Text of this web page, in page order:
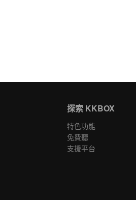
探索 KKBOX
特色功能
免費聽
支援平台